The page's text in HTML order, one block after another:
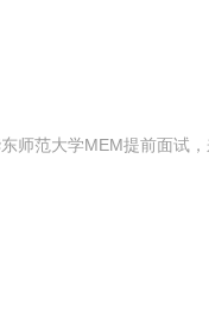
师范大学MEM提前面试